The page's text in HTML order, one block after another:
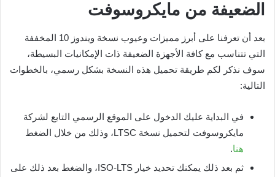
الضعيفة من مايكروسوفت
بعد أن تعرفنا على أبرز مميزات وعيوب نسخة ويندوز 10 المخففة
التي تتناسب مع كافة الأجهزة الضعيفة ذات الإمكانيات البسيطة،
سوف نذكر لكم طريقة تحميل هذه النسخة بشكل رسمي، بالخطوات
التالية:
في البداية عليك الدخول على الموقع الرسمي التابع لشركة
مايكروسوفت لتحميل نسخة LTSC، وذلك من خلال الضغط
هنا.
ثم بعد ذلك يمكنك تحديد خيار ISO-LTS، والضغط بعد ذلك على